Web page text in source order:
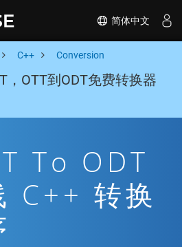
简体中文
C++ Conversion
，OTT到ODT免费转换器
To ODT
C++ 转换